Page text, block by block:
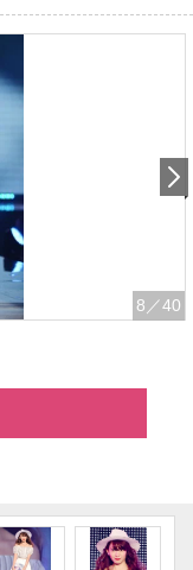
8 ／40